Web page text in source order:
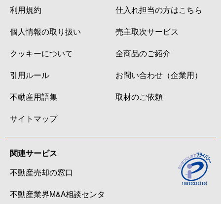
利用規約
個人情報の取り扱い
クッキーについて
引用ルール
不動産用語集
サイトマップ
仕入れ担当の方はこちら
売主取次サービス
全商品のご紹介
お問い合わせ（企業用）
取材のご依頼
関連サービス
不動産売却の窓口
不動産業界M&A相談センタ